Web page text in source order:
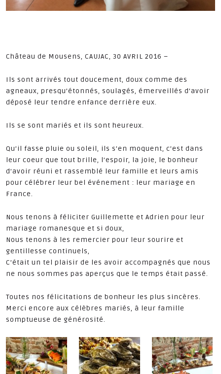
Château de Mousens, CAUJAC, 30 AVRIL 2016 –
Ils sont arrivés tout doucement, doux comme des
agneaux, presqu’étonnés, soulagés, émerveillés d’avoir
déposé leur tendre enfance derrière eux.
Ils se sont mariés et ils sont heureux.
Qu’il fasse pluie ou soleil, ils s’en moquent, c’est dans
leur coeur que tout brille, l’espoir, la joie, le bonheur
d’avoir réuni et rassemblé leur famille et leurs amis
pour célébrer leur bel événement : leur mariage en
France.
Nous tenons à féliciter Guillemette et Adrien pour leur
mariage romanesque et si doux,
Nous tenons à les remercier pour leur sourire et
gentillesse continuels,
C’était un tel plaisir de les avoir accompagnés que nous
ne nous sommes pas aperçus que le temps était passé.
Toutes nos félicitations de bonheur les plus sincères.
Merci encore aux célèbres mariés, à leur famille
somptueuse de générosité.